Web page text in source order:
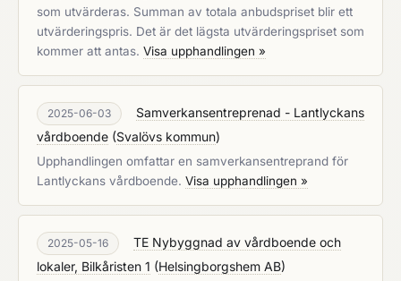
som utvärderas. Summan av totala anbudspriset blir ett
utvärderingspris. Det är det lägsta utvärderingspriset som
kommer att antas. Visa upphandlingen »
2025-06-03
Samverkansentreprenad - Lantlyckans
vårdboende (Svalövs kommun)
Upphandlingen omfattar en samverkansentreprand för
Lantlyckans vårdboende. Visa upphandlingen »
2025-05-16
TE Nybyggnad av vårdboende och
lokaler, Bilkåristen 1 (Helsingborgshem AB)